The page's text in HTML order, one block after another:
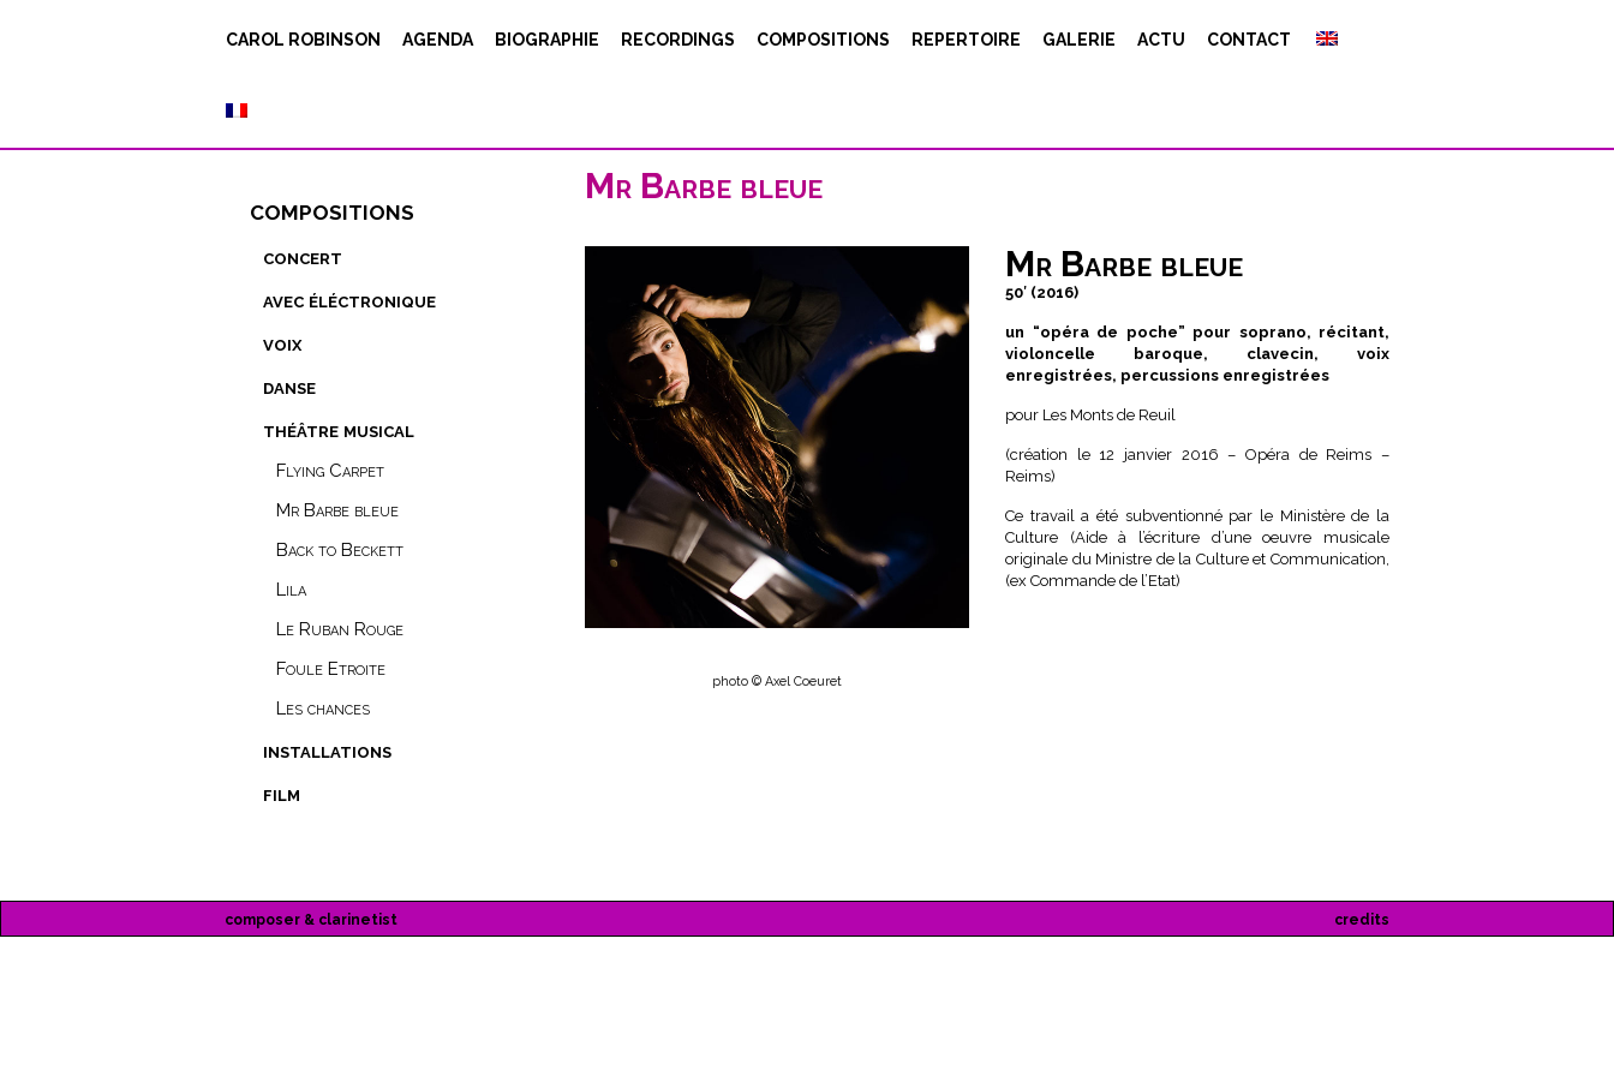
CAROL ROBINSON AGENDA BIOGRAPHIE RECORDINGS COMPOSITIONS REPERTOIRE GALERIE ACTU CONTACT
Mr Barbe bleue
photo © Axel Coeuret
Mr Barbe bleue
50′ (2016)
un “opéra de poche” pour soprano, récitant,
violoncelle baroque, clavecin, voix
enregistrées, percussions enregistrées
pour Les Monts de Reuil
(création le 12 janvier 2016 – Opéra de Reims –
Reims)
Ce travail a été subventionné par le Ministère de la
Culture (Aide à l’écriture d’une oeuvre musicale
originale du Ministre de la Culture et Communication,
(ex Commande de l’Etat)
compositions
film
installations
théâtre musical
Les chances
Foule Etroite
Le Ruban Rouge
Lila
Back to Beckett
Mr Barbe bleue
Flying Carpet
danse
voix
avec éléctronique
concert
composer & clarinetist credits